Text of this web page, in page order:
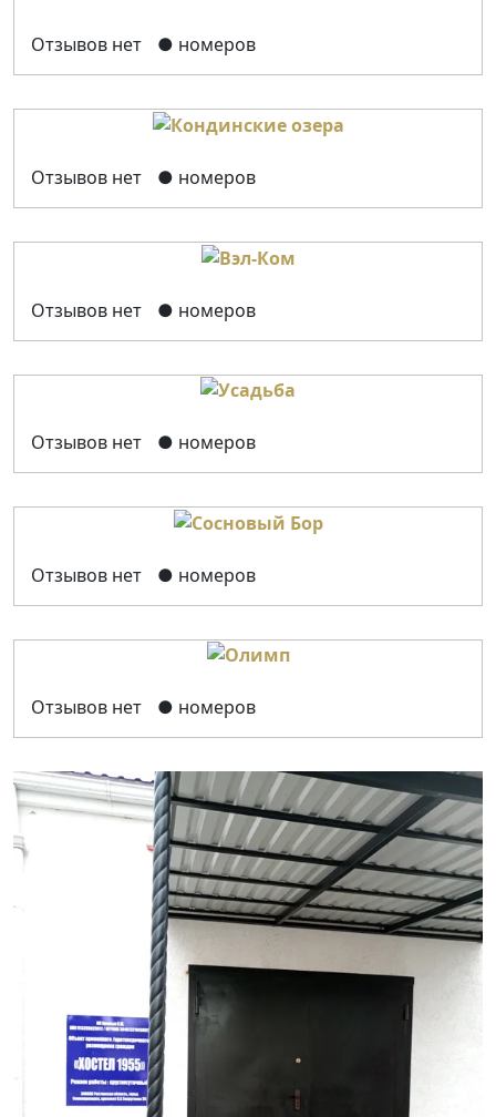
Отзывов нет ● номеров
Отзывов нет ● номеров
Отзывов нет ● номеров
Отзывов нет ● номеров
Отзывов нет ● номеров
Отзывов нет ● номеров